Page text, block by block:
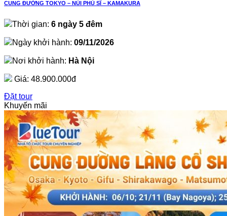
CUNG ĐƯỜNG TOKYO – NÚI PHÚ SĨ – KAMAKURA
Thời gian: 6 ngày 5 đêm
Ngày khởi hành: 09/11/2026
Nơi khởi hành: Hà Nội
Giá: 48.900.000đ
Đặt tour
Khuyến mãi